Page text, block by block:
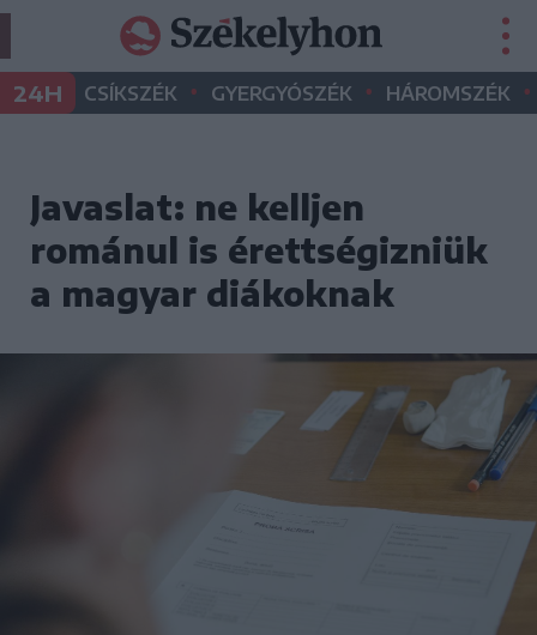
24H CSÍKSZÉK • GYERGYÓSZÉK • HÁROMSZÉK •
Javaslat: ne kelljen
románul is érettségizniük
a magyar diákoknak